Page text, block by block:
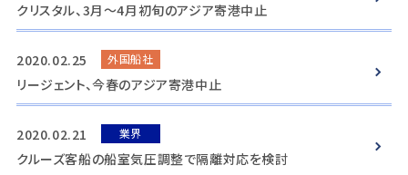
クリスタル、3月～4月初旬のアジア寄港中止
2020.02.25 外国船社
リージェント、今春のアジア寄港中止
2020.02.21 業界
クルーズ客船の船室気圧調整で隔離対応を検討